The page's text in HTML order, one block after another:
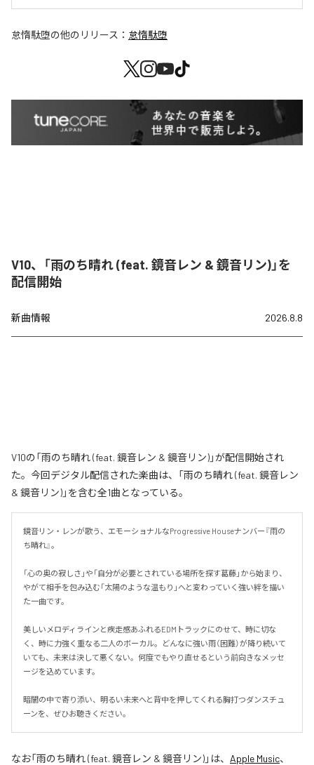
怠惰駄堕の他のリリース： 怠惰駄堕
V10、「雨のち晴れ (feat. 鏡音レン & 鏡音リン)」を
配信開始
新曲情報 2026.8.8
V10の「雨のち晴れ (feat. 鏡音レン & 鏡音リン)」が配信開始され
た。今回デジタル配信された楽曲は、「雨のち晴れ (feat. 鏡音レン
& 鏡音リン)」を含む全1曲となっている。
鏡音リン・レンが歌う、エモーショナルなProgressive Houseナンバー『雨の
ち晴れ』。
「心の奥の寂しさ」や「自分が必要とされている場所を探す葛藤」から始まり、
やがて相手を包み込む「太陽のような温もり」へと変わっていく強い絆を描い
た一曲です。
美しいメロディラインと疾走感あふれるEDMトラックにのせて、時に切な
く、時に力強く重なる二人のボーカル。どんなに強い雨（困難）が降り続いて
いても、未来は決して悪くない。何度でもやり直せるという前向きなメッセ
ージを込めています。
暗闇の中で寄り添い、明るい未来へと背中を押してくれる胸打つダンスチュ
ーンを、ぜひお聴きください。
なお「雨のち晴れ (feat. 鏡音レン & 鏡音リン)」は、 Apple Music、